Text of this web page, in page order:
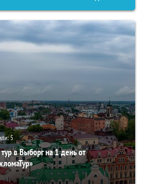
5
в Выборг на 1 день от